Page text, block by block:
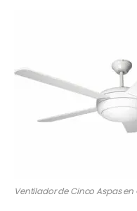
Ventilador de Cinco Aspas en